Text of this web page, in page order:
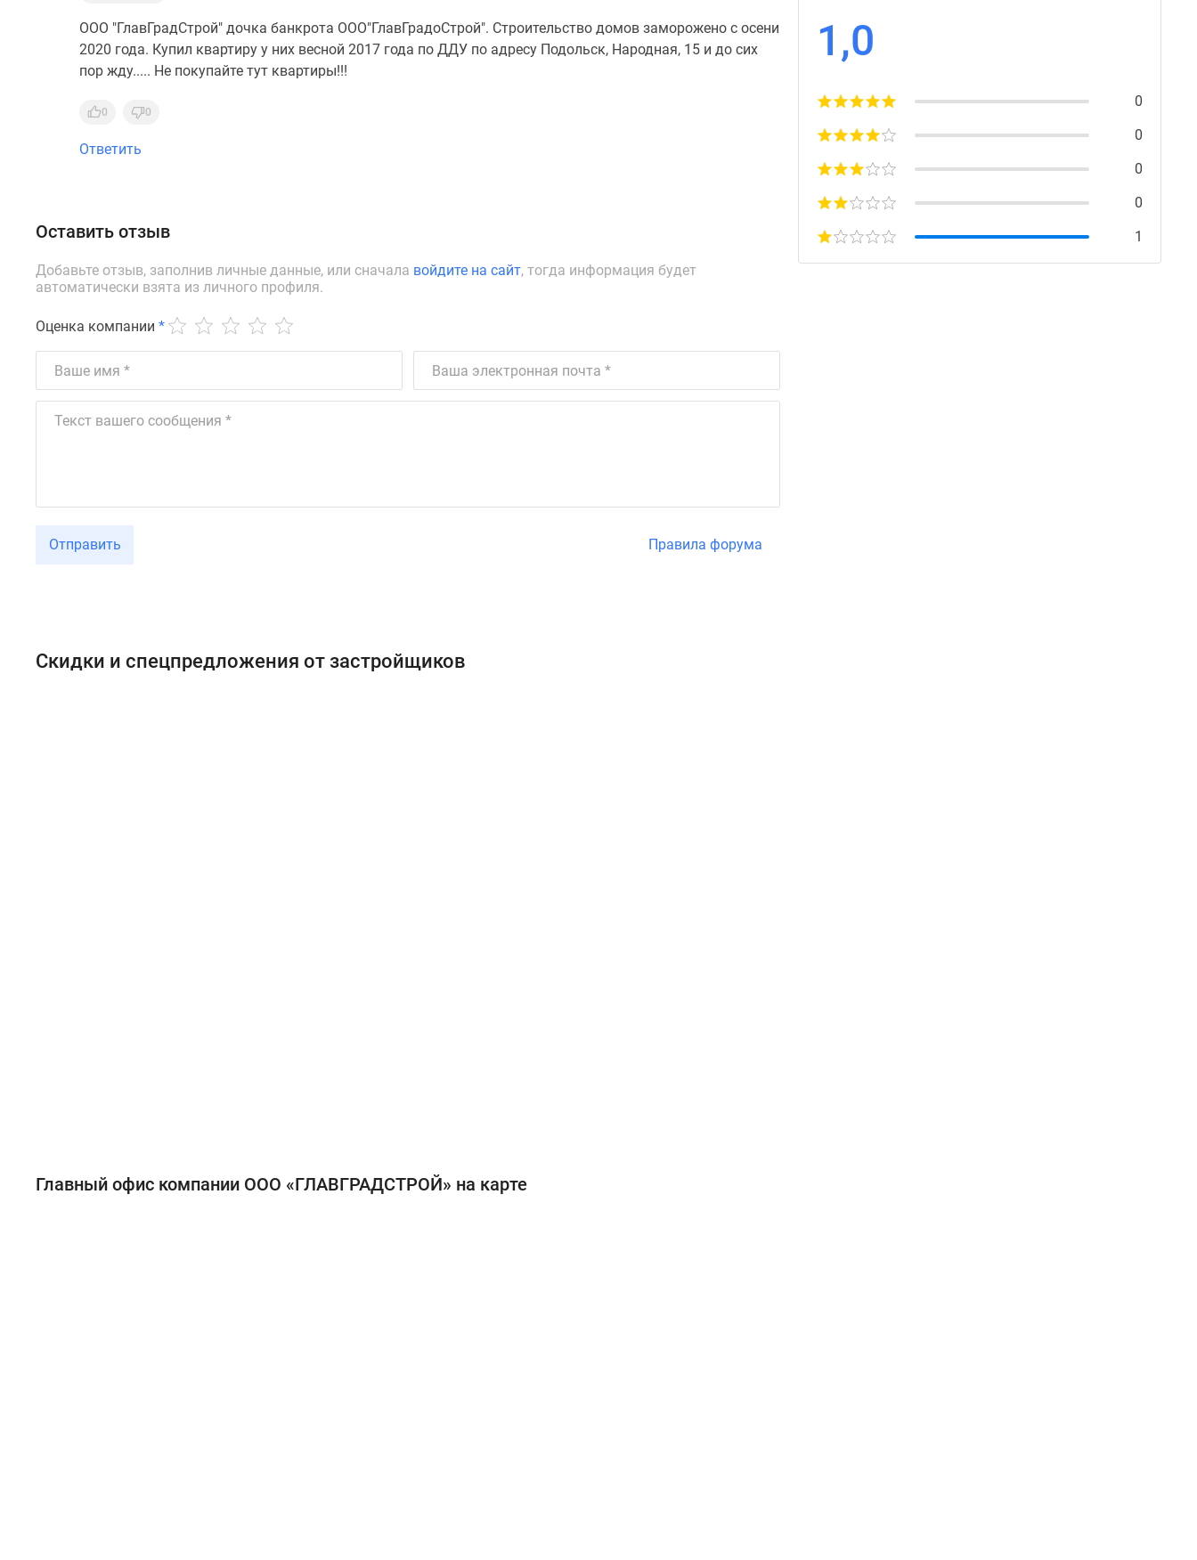
ООО "ГлавГрадСтрой" дочка банкрота ООО"ГлавГрадоСтрой". Строительство домов заморожено с осени
2020 года. Купил квартиру у них весной 2017 года по ДДУ по адресу Подольск, Народная, 15 и до сих
пор жду..... Не покупайте тут квартиры!!!
0 0
Ответить
Оставить отзыв
Добавьте отзыв, заполнив личные данные, или сначала войдите на сайт, тогда информация будет
автоматически взята из личного профиля.
Оценка компании *
Отправить Правила форума
1,0
0
0
0
0
1
Скидки и спецпредложения от застройщиков
Главный офис компании ООО «ГЛАВГРАДСТРОЙ» на карте